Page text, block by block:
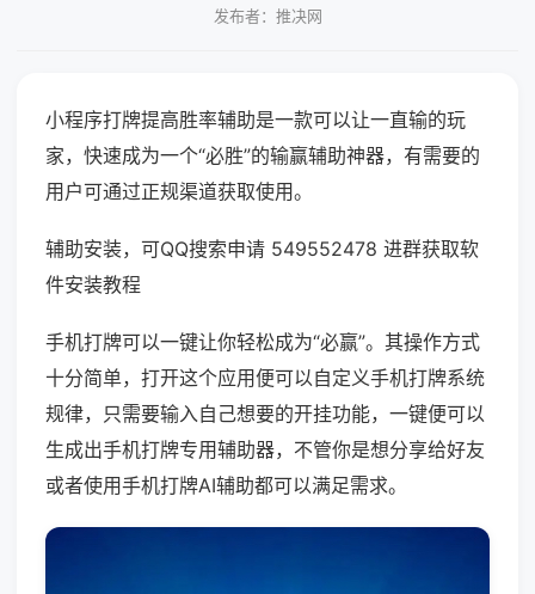
发布者：推决网
小程序打牌提高胜率辅助是一款可以让一直输的玩
家，快速成为一个“必胜”的输赢辅助神器，有需要的
用户可通过正规渠道获取使用。
辅助安装，可QQ搜索申请 549552478 进群获取软
件安装教程
手机打牌可以一键让你轻松成为“必赢”。其操作方式
十分简单，打开这个应用便可以自定义手机打牌系统
规律，只需要输入自己想要的开挂功能，一键便可以
生成出手机打牌专用辅助器，不管你是想分享给好友
或者使用手机打牌AI辅助都可以满足需求。